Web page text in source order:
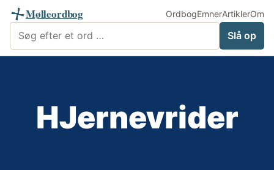
Mølleordbog OrdbogEmnerArtiklerOm
Søg i Mølleordbog Slå op
HJernevrider